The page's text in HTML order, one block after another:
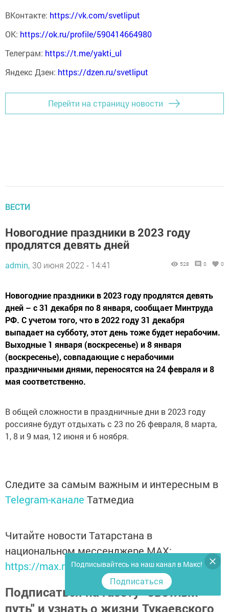
ВКонтакте: https://vk.com/svetliput
ОК: https://ok.ru/profile/590414664980
Телеграм: https://t.me/yakti_ul
Яндекс Дзен: https://dzen.ru/svetliput
Перейти на страницу новости
ВЕСТИ
Новогодние праздники в 2023 году
продлятся девять дней
admin, 30 июня 2022 - 14:41 528 0 0
Новогодние праздники в 2023 году продлятся девять
дней – с 31 декабря по 8 января, сообщает Минтруда
РФ. С учетом того, что в 2022 году 31 декабря
выпадает на субботу, этот день тоже будет нерабочим.
Выходные 1 января (воскресенье) и 8 января
(воскресенье), совпадающие с нерабочими
праздничными днями, переносятся на 24 февраля и 8
мая соответственно.
В общей сложности в праздничные дни в 2023 году
россияне будут отдыхать с 23 по 26 февраля, 8 марта,
1, 8 и 9 мая, 12 июня и 6 ноября.
Следите за самым важным и интересным в
Telegram-канале Татмедиа
Читайте новости Татарстана в
национальном мессенджере MАХ:
https://max.ru/tatmedia
Подписаться на газету "Светлый
путь" и узнать о жизни Тукаевского
Подписывайтесь на наш канал в Макс!
Подписаться